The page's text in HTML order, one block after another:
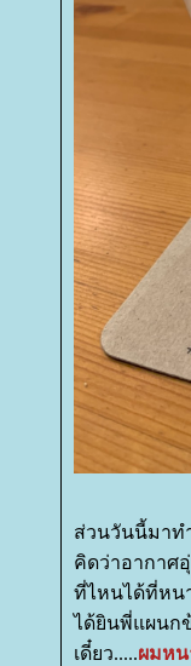
ส่วนวันนี้มาท
คิดว่าอากาศ
ที่ไหนได้ที่หน
ได้ยินพี่แผนก
เดี๋ยว.....ผมหน